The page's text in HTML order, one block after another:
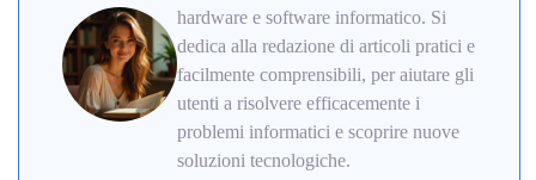
hardware e software informatico. Si
dedica alla redazione di articoli pratici e
facilmente comprensibili, per aiutare gli
utenti a risolvere efficacemente i
problemi informatici e scoprire nuove
soluzioni tecnologiche.